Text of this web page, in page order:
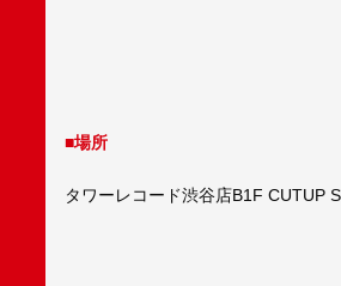
■場所
タワーレコード渋谷店B1F CUTUP